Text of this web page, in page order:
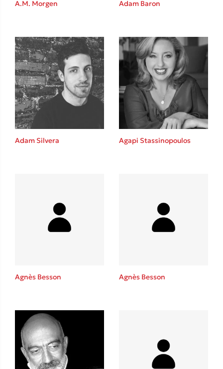
Sebastian Fitzek
Playlist
Το λεξικό της ζωής σου
A.M. Morgen Adam Baron
Adam Silvera Agapi Stassinopoulos
Agnès Besson Agnès Besson